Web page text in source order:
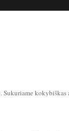
Sukuriame